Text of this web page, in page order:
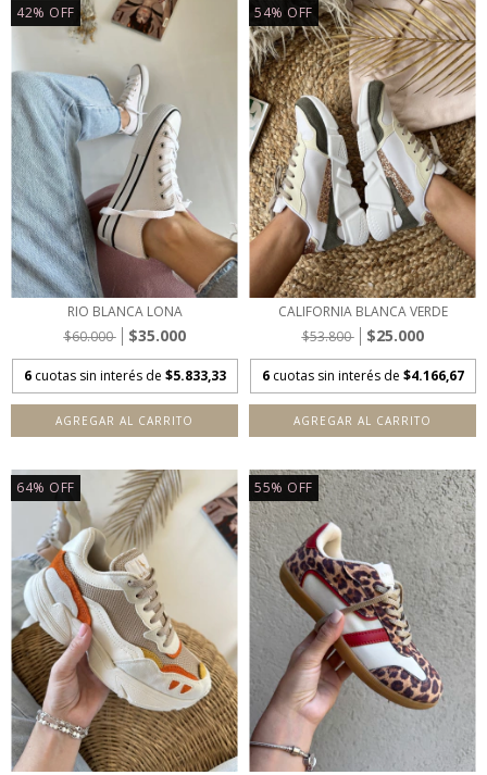
42% OFF
RIO BLANCA LONA
$60.000
$35.000
6 cuotas sin interés de $5.833,33
AGREGAR AL CARRITO
54% OFF
CALIFORNIA BLANCA VERDE
$53.800
$25.000
6 cuotas sin interés de $4.166,67
AGREGAR AL CARRITO
64% OFF 55% OFF